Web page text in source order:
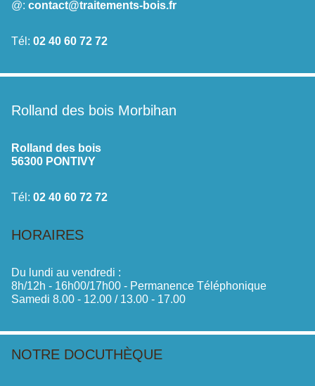
@: contact@traitements-bois.fr
Tél: 02 40 60 72 72
Rolland des bois Morbihan
Rolland des bois
56300 PONTIVY
Tél: 02 40 60 72 72
HORAIRES
Du lundi au vendredi :
8h/12h - 16h00/17h00 - Permanence Téléphonique
Samedi 8.00 - 12.00 / 13.00 - 17.00
NOTRE DOCUTHÈQUE